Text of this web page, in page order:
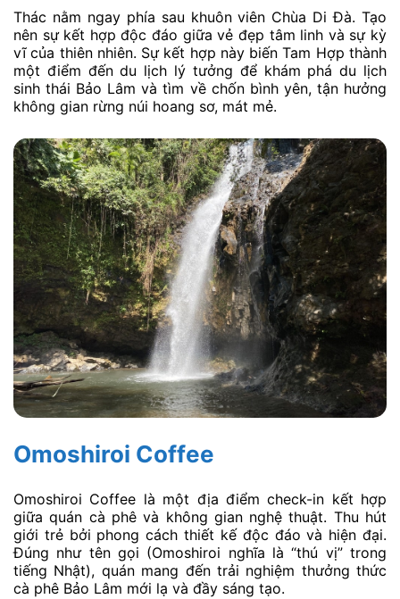
Thác nằm ngay phía sau khuôn viên Chùa Di Đà. Tạo
nên sự kết hợp độc đáo giữa vẻ đẹp tâm linh và sự kỳ
vĩ của thiên nhiên. Sự kết hợp này biến Tam Hợp thành
một điểm đến du lịch lý tưởng để khám phá du lịch
sinh thái Bảo Lâm và tìm về chốn bình yên, tận hưởng
không gian rừng núi hoang sơ, mát mẻ.
Omoshiroi Coffee
Omoshiroi Coffee là một địa điểm check-in kết hợp
giữa quán cà phê và không gian nghệ thuật. Thu hút
giới trẻ bởi phong cách thiết kế độc đáo và hiện đại.
Đúng như tên gọi (Omoshiroi nghĩa là “thú vị” trong
tiếng Nhật), quán mang đến trải nghiệm thưởng thức
cà phê Bảo Lâm mới lạ và đầy sáng tạo.